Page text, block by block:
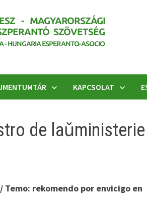
KAPCSOLAT
de laǔministerie
rekomendo por envicigo en